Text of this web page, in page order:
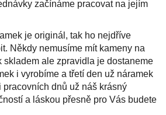
začínáme pracovat na jejím
je originál, tak ho nejdříve
Někdy nemusíme mít kameny na
skladem ale zpravidla je dostaneme
i vyrobíme a třetí den už náramek
dnů už náš krásný
a láskou přesně pro Vás budete